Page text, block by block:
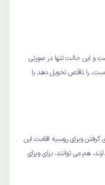
و این حالت تنها در صورتی
را ناقص تحویل دهد یا
گرفتن ویزای روسیه اقامت این
هم می توانند، برای ویزای